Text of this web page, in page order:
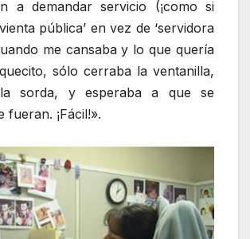
a demandar servicio (¡como si
pública’ en vez de ‘servidora
me cansaba y lo que quería
sólo cerraba la ventanilla,
sorda, y esperaba a que se
fueran. ¡Fácil!».